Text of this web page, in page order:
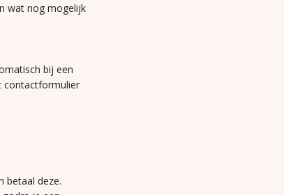
wat nog mogelijk
bij een
contactformulier
betaal deze.